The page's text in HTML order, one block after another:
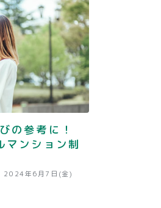
の参考に！
マンション制
2024年6月7日(金)